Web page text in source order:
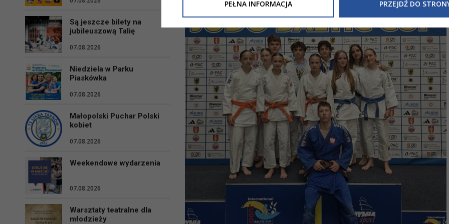
Są jeszcze bilety na
jubileuszową Talię
07.08.2026
Niedziela w Parku
Piaskówka
07.08.2026
Małopolski Puchar Polski
kobiet
07.08.2026
Weekendowe wydarzenia
07.08.2026
Warsztaty teatralne dla
młodzieży
Niniejsza informacja nie wymaga od Państwa żadnych dodatkowych działań.
PEŁNA INFORMACJA PRZEJDŹ DO